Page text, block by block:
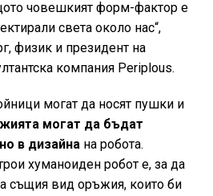
човешкият форм-фактор е
света около нас“,
физик и президент на
компания Periplous.
могат да носят пушки и
могат да бъдат
в дизайнана робота.
хуманоиден робот е, за да
същия вид оръжия, които би